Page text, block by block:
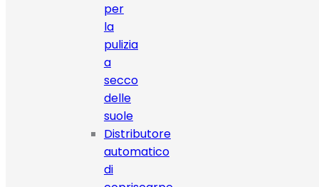
per
la
pulizia
a
secco
delle
suole
Distributore
automatico
di